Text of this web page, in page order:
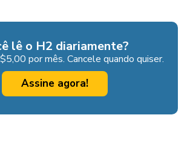
lê o H2 diariamente?
por mês. Cancele quando quiser.
Assine agora!